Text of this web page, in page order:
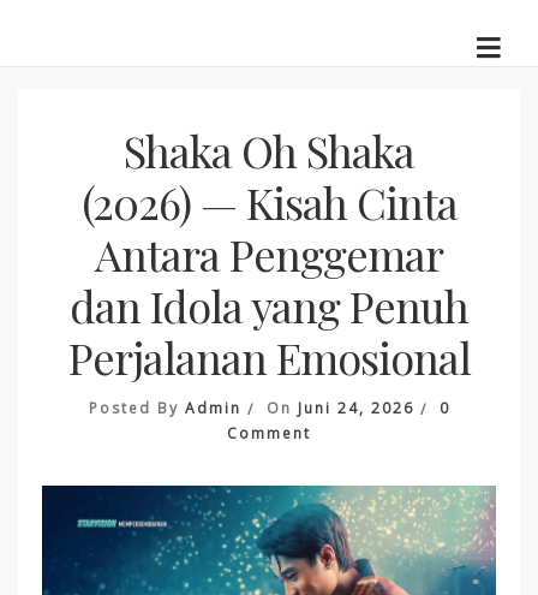
Shaka Oh Shaka
(2026) — Kisah Cinta
Antara Penggemar
dan Idola yang Penuh
Perjalanan Emosional
Posted By Admin On Juni 24, 2026
0
Comment
Oh
Shaka
(2026)
—
Kisah